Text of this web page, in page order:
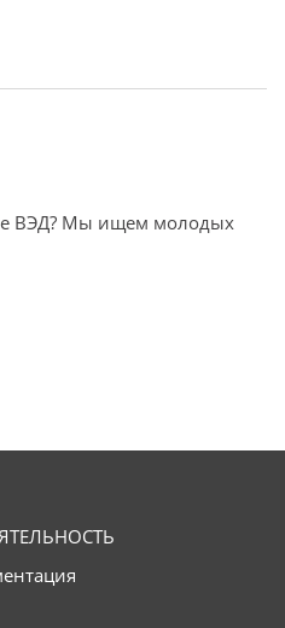
ВЭД? Мы ищем молодых